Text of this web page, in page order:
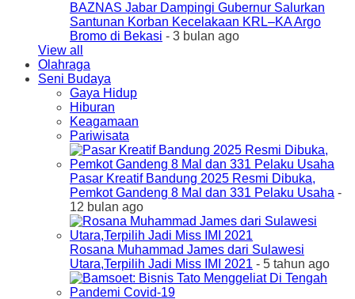
BAZNAS Jabar Dampingi Gubernur Salurkan
Santunan Korban Kecelakaan KRL–KA Argo
Bromo di Bekasi - 3 bulan ago
View all
Olahraga
Seni Budaya
Gaya Hidup
Hiburan
Keagamaan
Pariwisata
Pasar Kreatif Bandung 2025 Resmi Dibuka,
Pemkot Gandeng 8 Mal dan 331 Pelaku Usaha -
12 bulan ago
Rosana Muhammad James dari Sulawesi
Utara,Terpilih Jadi Miss IMI 2021 - 5 tahun ago